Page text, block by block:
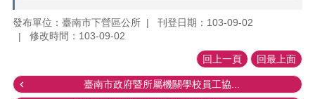
發布單位：臺南市下營區公所
刊登日期：103-09-02
修改時間：103-09-02
回上一頁 回最上面
臺南市政府暨所屬機關學校員工協...